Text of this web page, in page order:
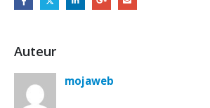
Auteur
mojaweb